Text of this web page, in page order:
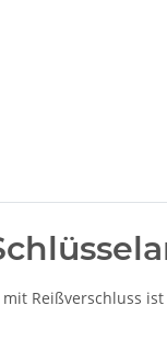
Reißverschluss